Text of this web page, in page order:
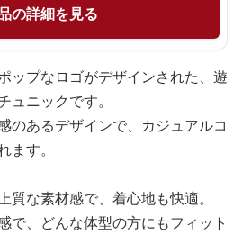
の詳細を見る
ップなロゴがデザインされた、遊
ュニックです。
のあるデザインで、カジュアルコ
ます。
質な素材感で、着心地も快適。
で、どんな体型の方にもフィット